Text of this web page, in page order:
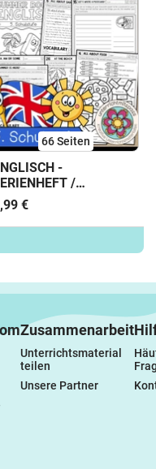
66Seiten
-
/
-
Schulstufe (Lösungen
€
Zusammenarbeit
Unterrichtsmaterial
teilen
Unsere Partner